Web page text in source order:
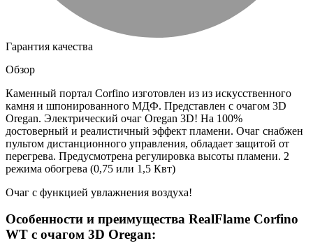
Гарантия качества
Обзор
Каменный портал Corfino изготовлен из из искусственного
камня и шпонированного МДФ. Представлен с очагом 3D
Oregan. Электрический очаг Oregan 3D! На 100%
достоверный и реалистичный эффект пламени. Очаг снабжен
пультом дистанционного управления, обладает защитой от
перегрева. Предусмотрена регулировка высоты пламени. 2
режима обогрева (0,75 или 1,5 Квт)
Очаг с функцией увлажнения воздуха!
Особенности и преимущества RealFlame Corfino
WT c очагом 3D Oregan: